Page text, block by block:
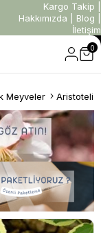
Kargo Takip
Hakkımızda
Blog
İletişim
0
Meyveler